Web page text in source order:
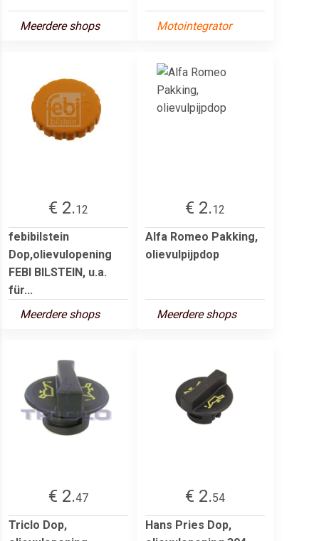
Meerdere shops Motointegrator
€ 2.12
febibilstein
Dop,olievulopening
FEBI BILSTEIN, u.a.
für...
Meerdere shops
€ 2.12
Alfa Romeo Pakking,
olievulpijpdop
Meerdere shops
€ 2.47
Triclo Dop,
€ 2.54
Hans Pries Dop,